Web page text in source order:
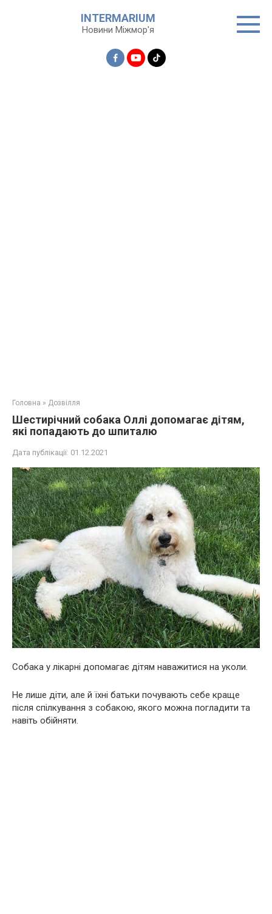
INTERMARIUM
Новини Міжмор'я
Головна » Дозвілля
Шестирічний собака Оллі допомагає дітям,
які попадають до шпиталю
Дата публікації: 01.12.2021
Собака у лікарні допомагає дітям наважитися на уколи.
Не лише діти, але й їхні батьки почувають себе краще
після спілкування з собакою, якого можна погладити та
навіть обійняти.